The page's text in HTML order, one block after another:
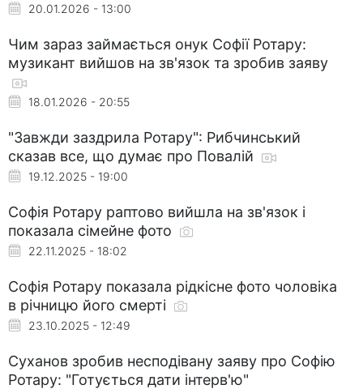
20.01.2026 - 13:00
Чим зараз займається онук Софії Ротару:
музикант вийшов на зв'язок та зробив заяву
18.01.2026 - 20:55
"Завжди заздрила Ротару": Рибчинський
сказав все, що думає про Повалій
19.12.2025 - 19:00
Софія Ротару раптово вийшла на зв'язок і
показала сімейне фото
22.11.2025 - 18:02
Софія Ротару показала рідкісне фото чоловіка
в річницю його смерті
23.10.2025 - 12:49
Суханов зробив несподівану заяву про Софію
Ротару: "Готується дати інтерв'ю"